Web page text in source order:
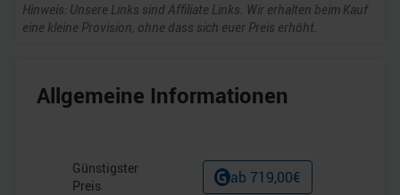
Hinweis: Unsere Links sind Affiliate Links. Wir erhalten beim Kauf
eine kleine Provision, ohne dass sich euer Preis erhöht.
Allgemeine Informationen
Günstigster
Preis
ab 719,00€